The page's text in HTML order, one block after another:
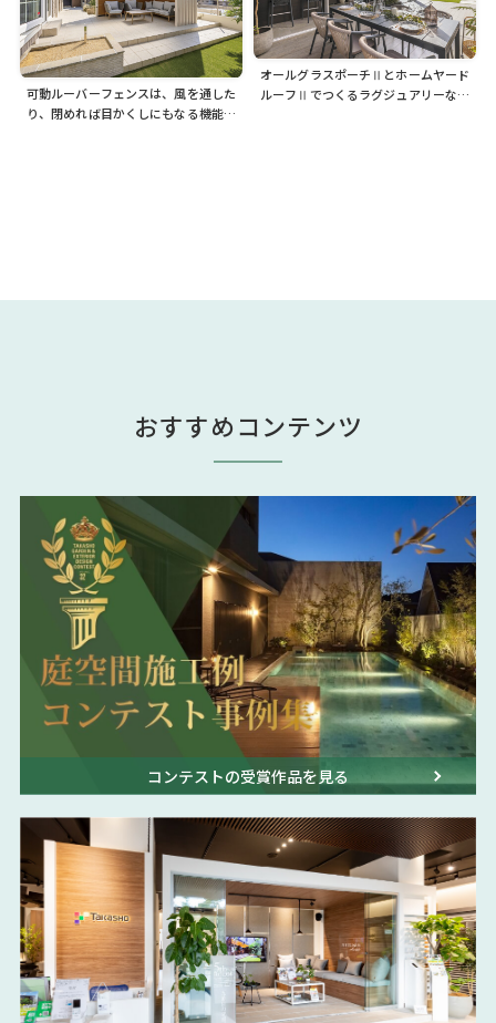
可動ルーバーフェンスは、風を通した
り、閉めれば目かくしにもなる機能的
オールグラスポーチⅡとホームヤード
ルーフⅡでつくるラグジュアリーな空
おすすめコンテンツ
コンテストの受賞作品を見る